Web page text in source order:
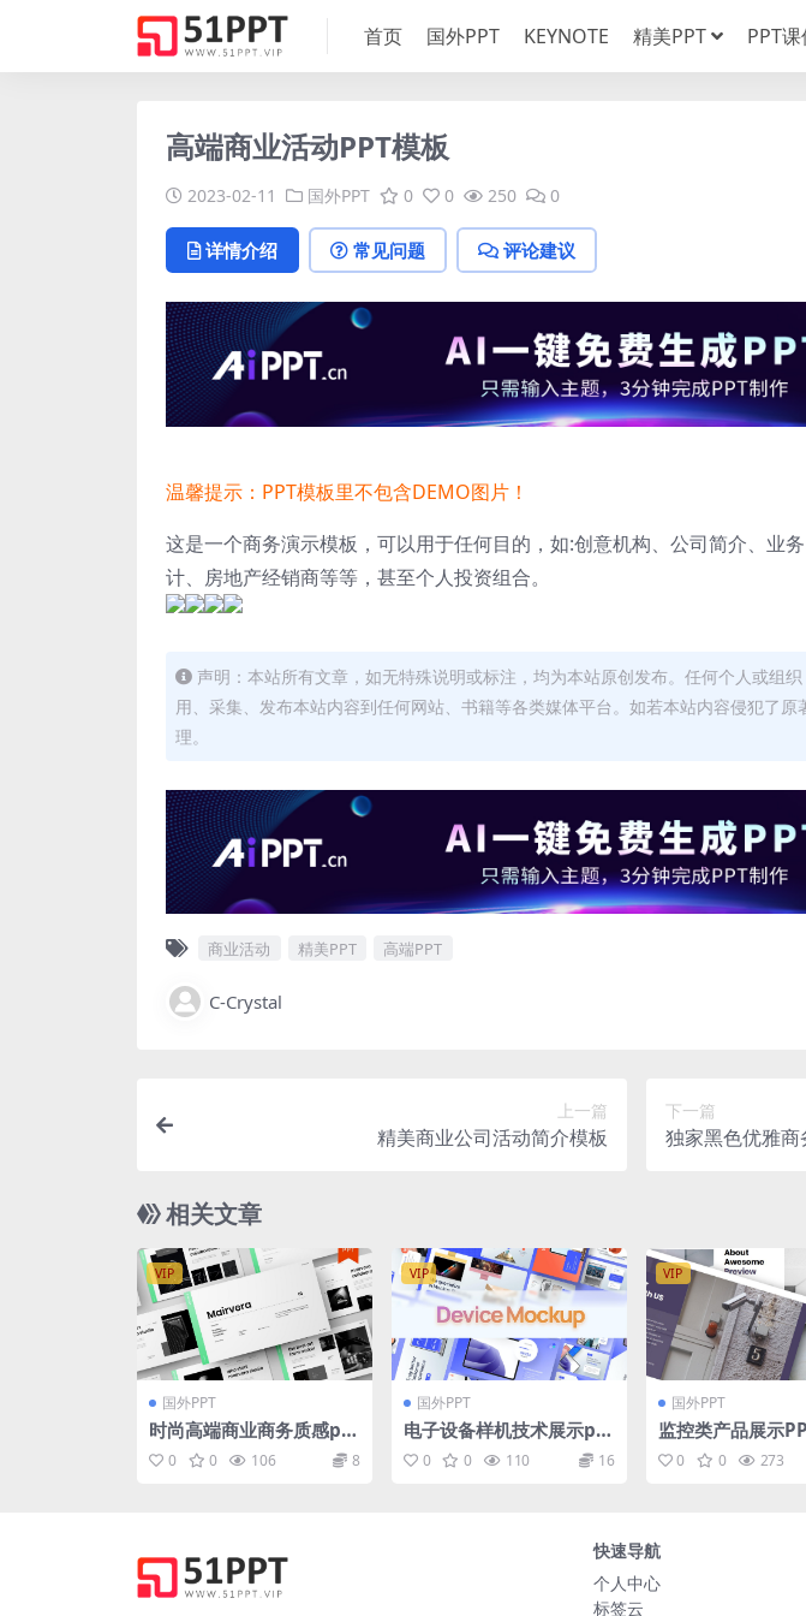
首页 国外PPT KEYNOTE 精美PPT PPT
高端商业活动PPT模板
2023-02-11 国外PPT 0 0 250 0
详情介绍 常见问题 评论建议
温馨提示：PPT模板里不包含DEMO图片！
这是一个商务演示模板，可以用于任何目的，如:创意机构、公司简介、业
计、房地产经销商等等，甚至个人投资组合。
声明：本站所有文章，如无特殊说明或标注，均为本站原创发布。任何个人或组
用、采集、发布本站内容到任何网站、书籍等各类媒体平台。如若本站内容侵犯了
理。
商业活动 精美PPT 高端PPT
C-Crystal
上一篇
精美商业公司活动简介模板
下一篇
独家黑色优雅
相关文章
VIP
国外PPT
时尚高端商业商务质感po
werpoint幻灯片演示模板
（pptx）
0 0 106 8
VIP
国外PPT
电子设备样机技术展示pp
t模板
0 0 110 16
VIP
国外PPT
监控类产品展示
（PPTX）
0 0 273
快速导航
个人中心
标签云